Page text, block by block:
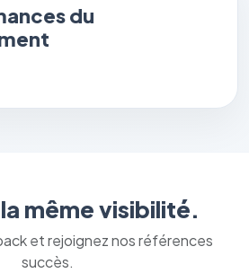
du
même visibilité.
et rejoignez nos références
succès.